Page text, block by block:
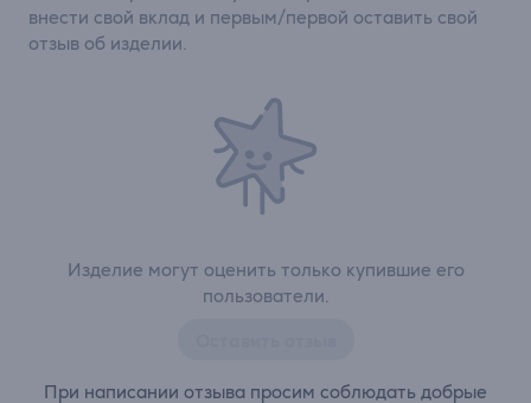
Изделие могут оценить только купившие его
пользователи.
При написании отзыва просим соблюдать добрые
внести свой вклад и первым/первой оставить свой
отзыв об изделии.